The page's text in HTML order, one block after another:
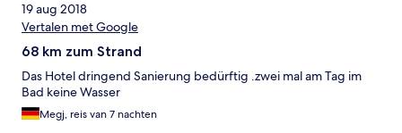
19 aug 2018
Vertalen met Google
68 km zum Strand
Das Hotel dringend Sanierung bedürftig .zwei mal am Tag im
Bad keine Wasser
Megj, reis van 7 nachten